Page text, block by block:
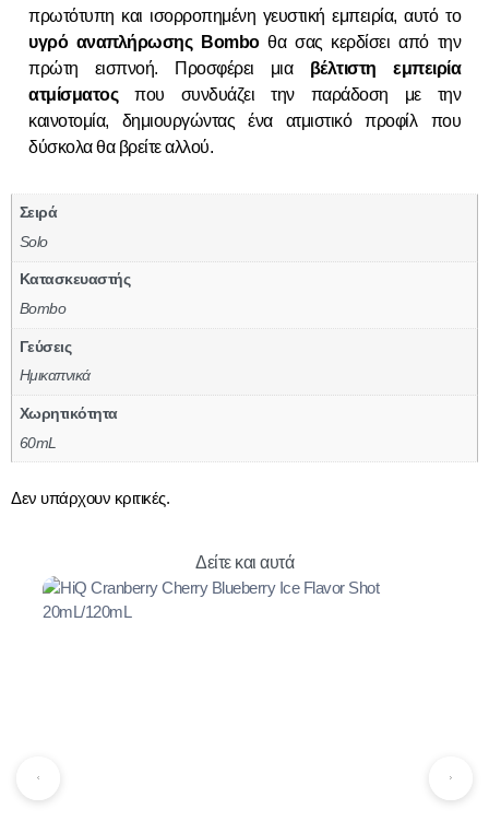
πρωτότυπη και ισορροπημένη γευστική εμπειρία, αυτό το
υγρό αναπλήρωσης Bomboθα σας κερδίσει από την
πρώτη εισπνοή. Προσφέρει μια βέλτιστη εμπειρία
ατμίσματοςπου συνδυάζει την παράδοση με την
καινοτομία, δημιουργώντας ένα ατμιστικό προφίλ που
δύσκολα θα βρείτε αλλού.
Σειρά
Solo
Κατασκευαστής
Bombo
Γεύσεις
Ημικαπνικά
Χωρητικότητα
60mL
Δεν υπάρχουν κριτικές.
Δείτε και αυτά